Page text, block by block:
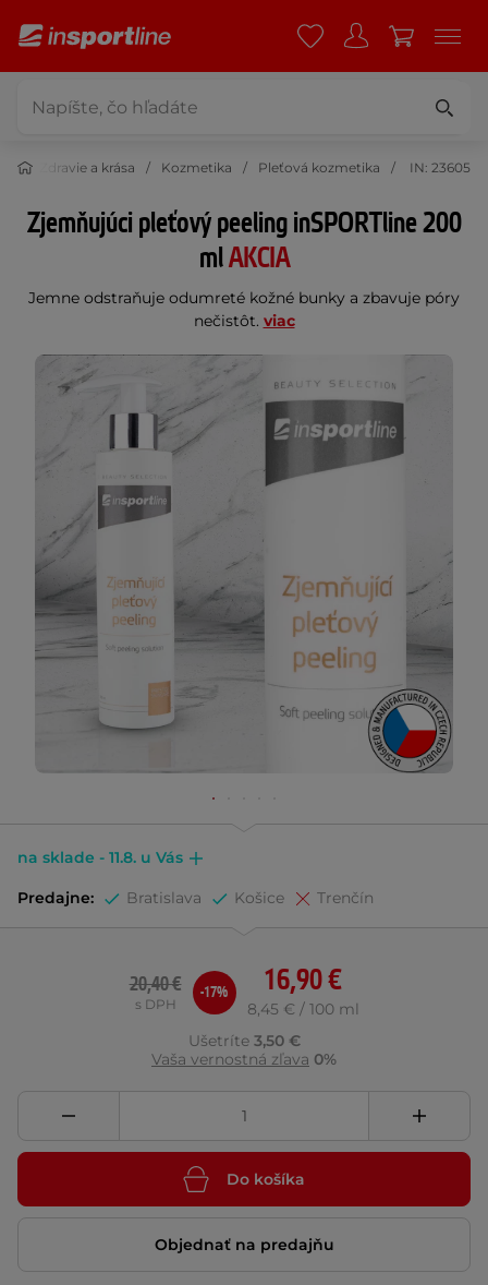
Zdravie a krása Kozmetika Pleťová kozmetika IN: 23605
Zjemňujúci pleťový peeling inSPORTline 200
mlAKCIA
Jemne odstraňuje odumreté kožné bunky a zbavuje póry
nečistôt. viac
na sklade - 11.8. u Vás
Predajne: Bratislava Košice Trenčín
16,90 €
8,45 € / 100 ml
20,40 €
s DPH
-17%
Ušetríte 3,50 €
Vaša vernostná zľava 0%
Do košíka
Objednať na predajňu